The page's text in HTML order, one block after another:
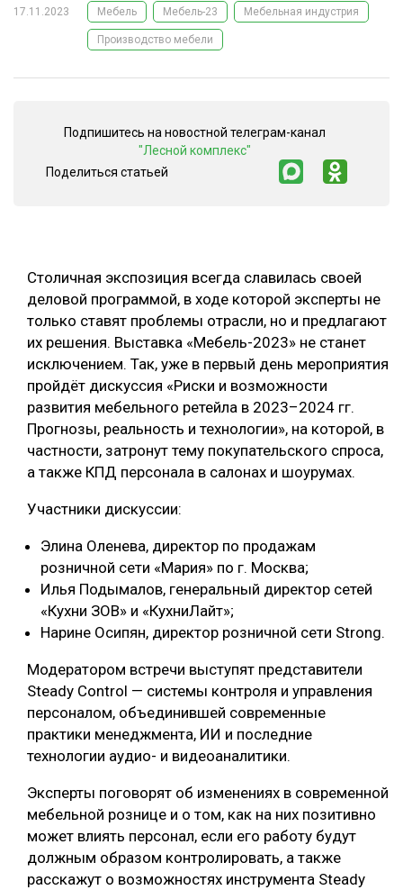
СОРТИРОВКА ДРЕВЕСИНЫ
17.11.2023 Мебель Мебель-23 Мебельная индустрия
Производство мебели
Столичная экспозиция всегда славилась своей
деловой программой, в ходе которой эксперты не
только ставят проблемы отрасли, но и предлагают
их решения. Выставка «Мебель-2023» не станет
исключением. Так, уже в первый день мероприятия
пройдёт дискуссия «Риски и возможности
развития мебельного ретейла в 2023–2024 гг.
Прогнозы, реальность и технологии», на которой, в
частности, затронут тему покупательского спроса,
а также КПД персонала в салонах и шоурумах.
Участники дискуссии:
Элина Оленева, директор по продажам
розничной сети «Мария» по г. Москва;
Илья Подымалов, генеральный директор сетей
«Кухни ЗОВ» и «КухниЛайт»;
Нарине Осипян, директор розничной сети Strong.
Модератором встречи выступят представители
Steady Control — системы контроля и управления
персоналом, объединившей современные
практики менеджмента, ИИ и последние
технологии аудио- и видеоаналитики.
Эксперты поговорят об изменениях в современной
мебельной рознице и о том, как на них позитивно
может влиять персонал, если его работу будут
должным образом контролировать, а также
расскажут о возможностях инструмента Steady
Подпишитесь на новостной телеграм-канал
"Лесной комплекс"
Поделиться статьей